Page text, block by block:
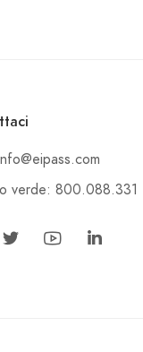
verde: 800.088.331